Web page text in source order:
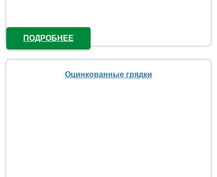
ПОДРОБНЕЕ
Оцинкованные грядки